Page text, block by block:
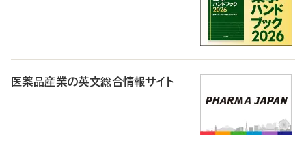
医薬品産業の英文総合情報サイト